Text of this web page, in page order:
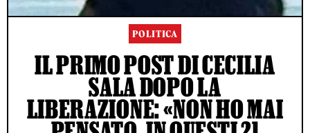
POLITICA
IL PRIMO POST DI CECILIA
SALA DOPO LA
LIBERAZIONE: «NON HO MAI